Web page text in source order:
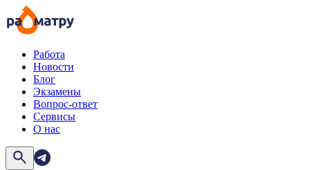
Работа
Новости
Блог
Экзамены
Вопрос-ответ
Сервисы
О нас